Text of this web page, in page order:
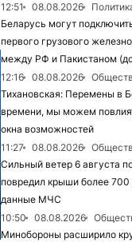
12:51
08.08.2026
Беларусь могут
первого грузового
между РФ и Пакистаном
12:16
08.08.2026
Тихановская: Перемены в
времени, мы можем
окна возможностей
11:27
08.08.2026
Сильный ветер 6 августа
повредил крыши более
данные МЧС
10:50
08.08.2026
Минобороны расширило